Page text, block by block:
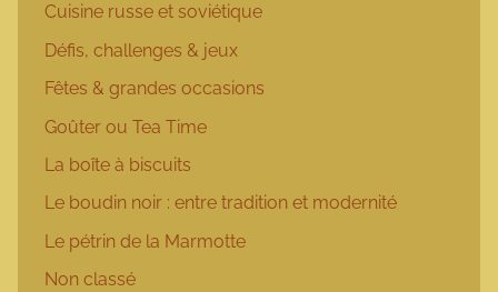
Cuisine russe et soviétique
Défis, challenges & jeux
Fêtes & grandes occasions
Goûter ou Tea Time
La boîte à biscuits
Le boudin noir : entre tradition et modernité
Le pétrin de la Marmotte
Non classé